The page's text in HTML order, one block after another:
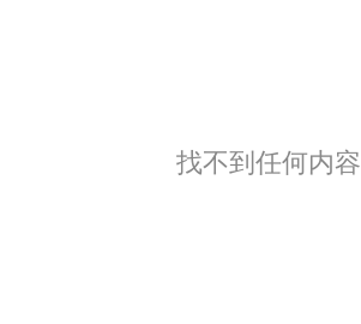
找不到任何内容